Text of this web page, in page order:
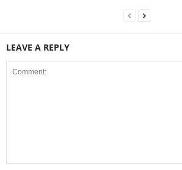
LEAVE A REPLY